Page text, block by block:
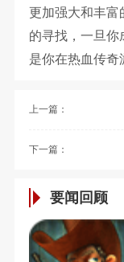
更加强大和丰富
的寻找，一旦你
是你在热血传奇
上一篇：
下一篇：
要闻回顾